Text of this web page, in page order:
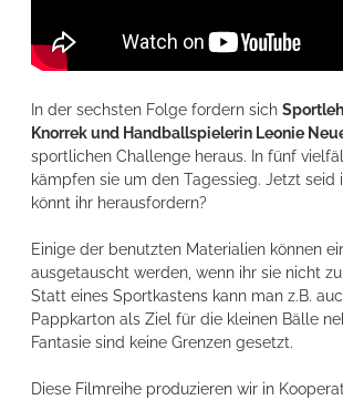
In der sechsten Folge fordern sich
Knorrek und Handballspielerin Leonie
sportlichen Challenge heraus. In fünf
kämpfen sie um den Tagessieg. Jetzt seid
könnt ihr herausfordern?
Einige der benutzten Materialien können
ausgetauscht werden, wenn ihr sie nicht
Statt eines Sportkastens kann man z.B.
Pappkarton als Ziel für die kleinen Bälle
Fantasie sind keine Grenzen gesetzt.
DieseFilmreihe produzieren wir in